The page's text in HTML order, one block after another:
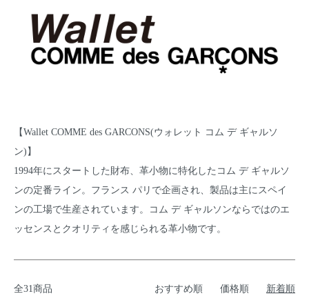
【Wallet COMME des GARCONS(ウォレット コム デ ギャルソ
ン)】
1994年にスタートした財布、革小物に特化したコム デ ギャルソ
ンの定番ライン。フランス パリで企画され、製品は主にスペイ
ンの工場で生産されています。コム デ ギャルソンならではのエ
ッセンスとクオリティを感じられる革小物です。
全31商品 おすすめ順 価格順 新着順